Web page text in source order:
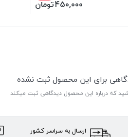
450,000تومان
برای این محصول ثبت نشده
که درباره این محصول دیدگاهی ثبت میکند
ارسال به سراسر کشور